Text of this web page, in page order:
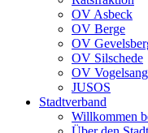
OV Asbeck
OV Berge
OV
OV Silschede
OV Vogelsang
JUSOS
Stadtverband
Willkommen